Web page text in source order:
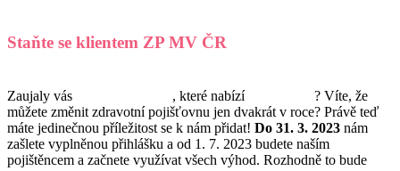
Staňte se klientem ZP MV ČR
Zaujaly vás , které nabízí
? Víte, že
můžete změnit zdravotní pojišťovnu jen dvakrát v roce? Právě teď
máte jedinečnou příležitost se k nám přidat! Do 31. 3. 2023 nám
zašlete vyplněnou přihlášku a od 1. 7. 2023 budete naším
pojištěncem a začnete využívat všech výhod. Rozhodně to bude